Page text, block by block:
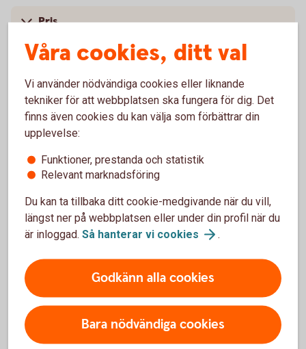
Pris
Mer information
Vanliga frågor och svar om
Certifikat
Vad behövs för att handla certifikat?
Vilken ränta får man?
Vilket är det minsta beloppet som kan handlas?
Våra cookies, ditt val
Vi använder nödvändiga cookies eller liknande
tekniker för att webbplatsen ska fungera för dig. Det
finns även cookies du kan välja som förbättrar din
upplevelse:
Funktioner, prestanda och statistik
Relevant marknadsföring
Du kan ta tillbaka ditt cookie-medgivande när du vill,
längst ner på webbplatsen eller under din profil när du
är inloggad. Så hanterar vi cookies .
Godkänn alla cookies
Bara nödvändiga cookies